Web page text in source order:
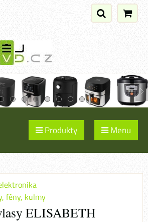
Produkty Menu
fény, kulmy
ELISABETH